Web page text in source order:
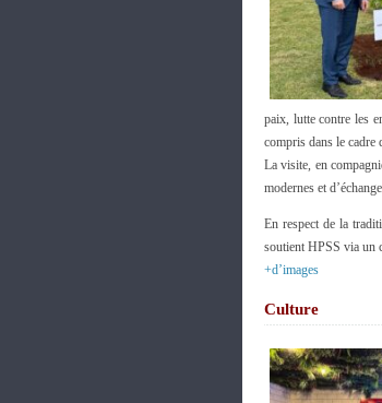
paix, lutte contre les
compris dans le cadre
La visite, en
modernes et
En respect de la
soutient HPSS via un
+d’images
Culture